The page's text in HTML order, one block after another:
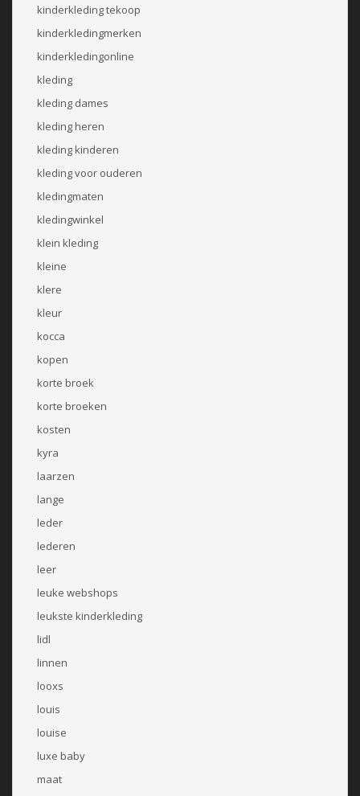
kinderkleding tekoop
kinderkledingmerken
kinderkledingonline
kleding
kleding dames
kleding heren
kleding kinderen
kleding voor ouderen
kledingmaten
kledingwinkel
klein kleding
kleine
klere
kleur
kocca
kopen
korte broek
korte broeken
kosten
kyra
laarzen
lange
leder
lederen
leer
leuke webshops
leukste kinderkleding
lidl
linnen
looxs
louis
louise
luxe baby
maat